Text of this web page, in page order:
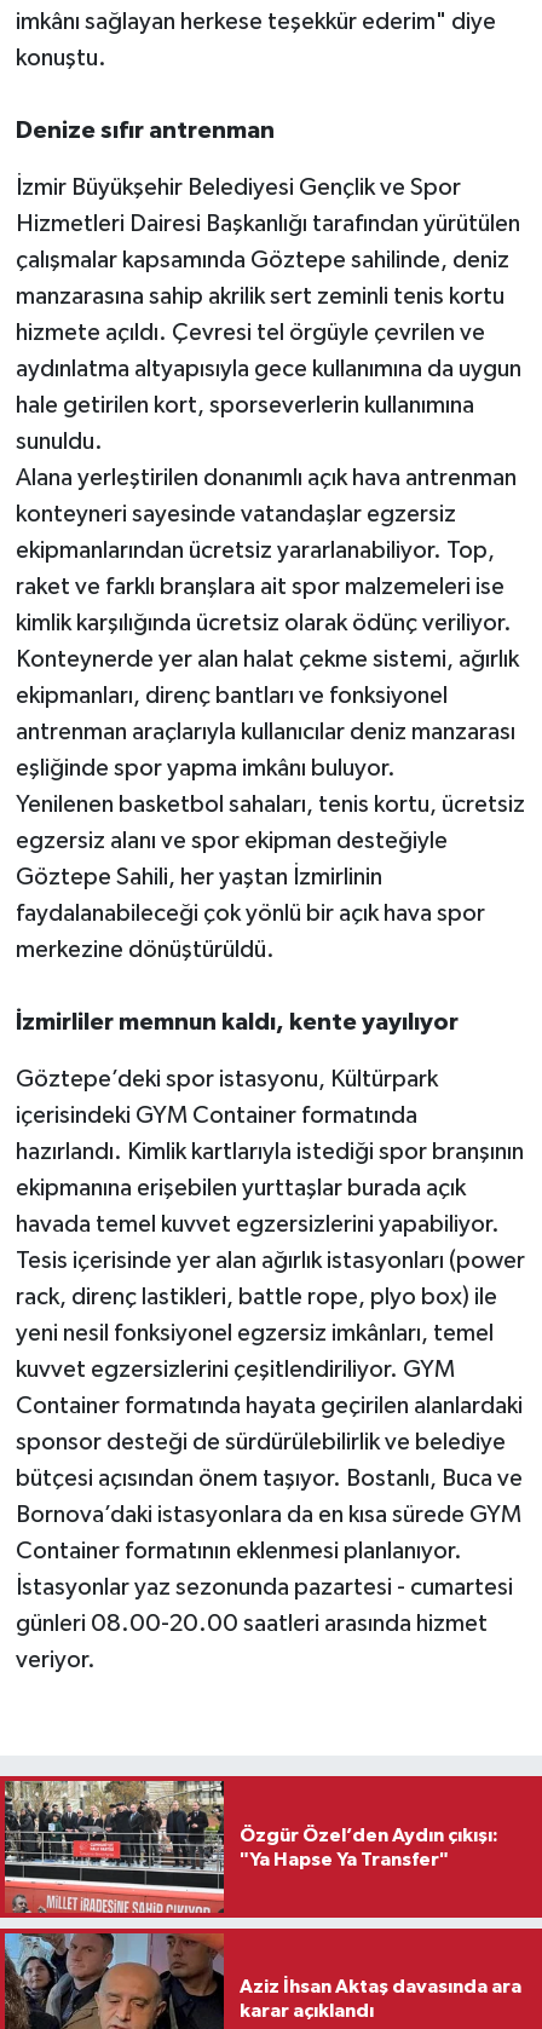
imkânı sağlayan herkese teşekkür ederim" diye
konuştu.
Denize sıfır antrenman
İzmir Büyükşehir Belediyesi Gençlik ve Spor
Hizmetleri Dairesi Başkanlığı tarafından yürütülen
çalışmalar kapsamında Göztepe sahilinde, deniz
manzarasına sahip akrilik sert zeminli tenis kortu
hizmete açıldı. Çevresi tel örgüyle çevrilen ve
aydınlatma altyapısıyla gece kullanımına da uygun
hale getirilen kort, sporseverlerin kullanımına
sunuldu.
Alana yerleştirilen donanımlı açık hava antrenman
konteyneri sayesinde vatandaşlar egzersiz
ekipmanlarından ücretsiz yararlanabiliyor. Top,
raket ve farklı branşlara ait spor malzemeleri ise
kimlik karşılığında ücretsiz olarak ödünç veriliyor.
Konteynerde yer alan halat çekme sistemi, ağırlık
ekipmanları, direnç bantları ve fonksiyonel
antrenman araçlarıyla kullanıcılar deniz manzarası
eşliğinde spor yapma imkânı buluyor.
Yenilenen basketbol sahaları, tenis kortu, ücretsiz
egzersiz alanı ve spor ekipman desteğiyle
Göztepe Sahili, her yaştan İzmirlinin
faydalanabileceği çok yönlü bir açık hava spor
merkezine dönüştürüldü.
İzmirliler memnun kaldı, kente yayılıyor
Göztepe’deki spor istasyonu, Kültürpark
içerisindeki GYM Container formatında
hazırlandı. Kimlik kartlarıyla istediği spor branşının
ekipmanına erişebilen yurttaşlar burada açık
havada temel kuvvet egzersizlerini yapabiliyor.
Tesis içerisinde yer alan ağırlık istasyonları (power
rack, direnç lastikleri, battle rope, plyo box) ile
yeni nesil fonksiyonel egzersiz imkânları, temel
kuvvet egzersizlerini çeşitlendiriliyor. GYM
Container formatında hayata geçirilen alanlardaki
sponsor desteği de sürdürülebilirlik ve belediye
bütçesi açısından önem taşıyor. Bostanlı, Buca ve
Bornova’daki istasyonlara da en kısa sürede GYM
Container formatının eklenmesi planlanıyor.
İstasyonlar yaz sezonunda pazartesi - cumartesi
günleri 08.00-20.00 saatleri arasında hizmet
veriyor.
Özgür Özel’den Aydın çıkışı:
"Ya Hapse Ya Transfer"
Aziz İhsan Aktaş davasında ara
karar açıklandı